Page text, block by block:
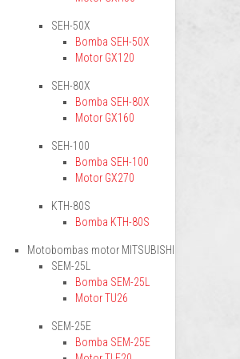
SEH-50X
Bomba SEH-50X
Motor GX120
SEH-80X
Bomba SEH-80X
Motor GX160
SEH-100
Bomba SEH-100
Motor GX270
KTH-80S
Bomba KTH-80S
Motobombas motor MITSUBISHI
SEM-25L
Bomba SEM-25L
Motor TU26
SEM-25E
Bomba SEM-25E